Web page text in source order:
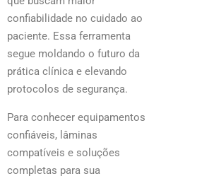
confiabilidade no cuidado ao
paciente. Essa ferramenta
segue moldando o futuro da
prática clínica e elevando
protocolos de segurança.
Para conhecer equipamentos
confiáveis, lâminas
compatíveis e soluções
completas para sua